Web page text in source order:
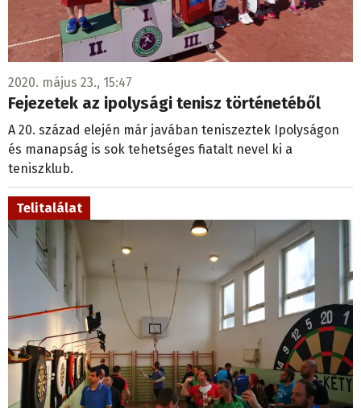
2020. május 23., 15:47
Fejezetek az ipolysági tenisz történetéből
A 20. század elején már javában teniszeztek Ipolyságon
és manapság is sok tehetséges fiatalt nevel ki a
teniszklub.
Telitalálat